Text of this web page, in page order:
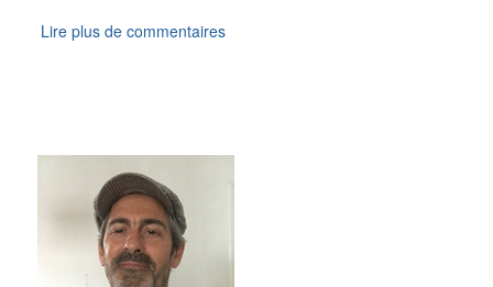
Lire plus de commentaires